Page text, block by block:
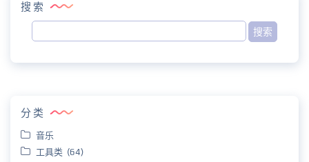
搜索
分类
音乐
工具类 (64)